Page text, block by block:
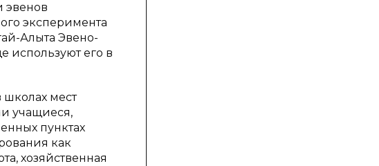
эвенов
эксперимента
Алыта Эвено-
используют его в
мест
учащиеся,
пунктах
как
хозяйственная